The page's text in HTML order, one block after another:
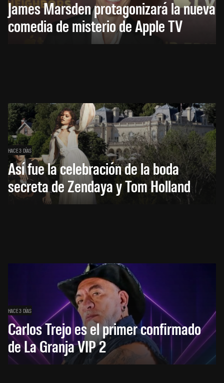
James Marsden protagonizará la nueva
comedia de misterio de Apple TV
HACE 3 DÍAS
Así fue la celebración de la boda
secreta de Zendaya y Tom Holland
HACE 3 DÍAS
Carlos Trejo es el primer confirmado
de La Granja VIP 2